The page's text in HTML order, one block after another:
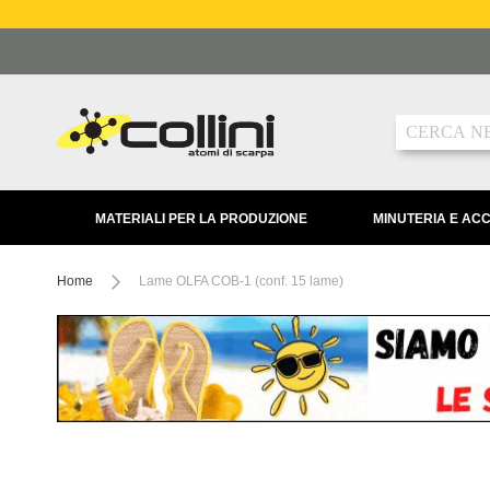
al
Ricerca
MATERIALI PER LA PRODUZIONE MINUTERIA E
Home Lame OLFA COB-1 (conf. 15 lame)